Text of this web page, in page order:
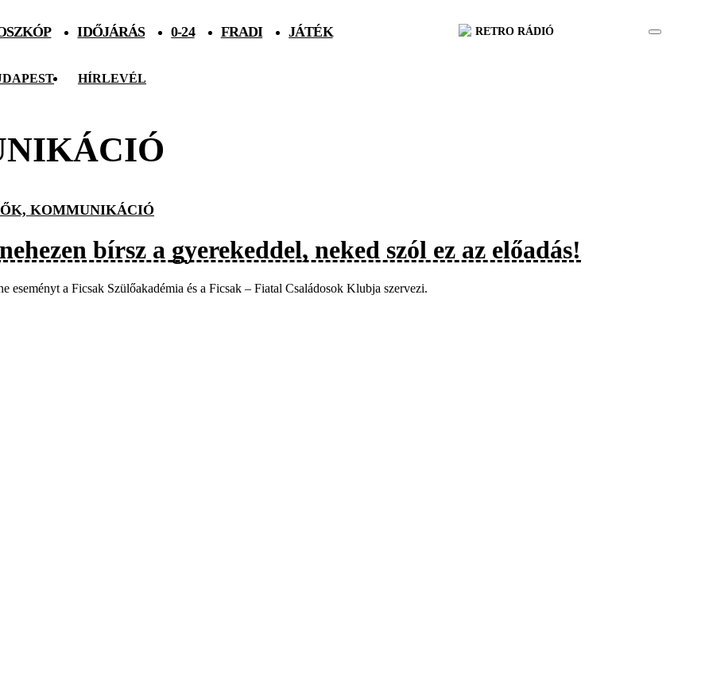
IDŐJÁRÁS 0-24 FRADI JÁTÉK RETRO RÁDIÓ
HÍRLEVÉL
KOMMUNIKÁCIÓ
bírsz a gyerekeddel, neked szól ez az előadás!
eseményt a Ficsak Szülőakadémia és a Ficsak – Fiatal Családosok Klubja szervezi.